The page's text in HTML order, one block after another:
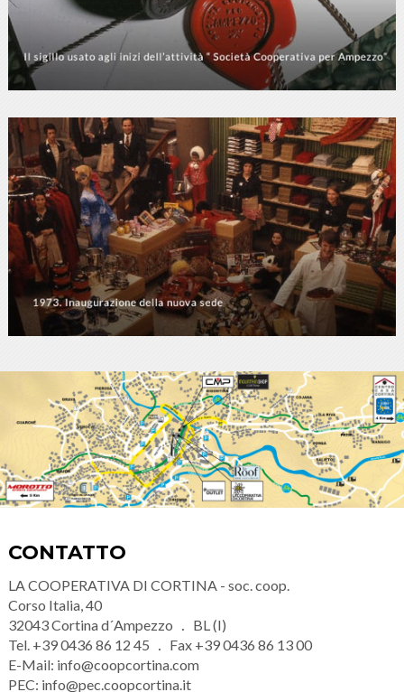
CONTATTO
LA COOPERATIVA DI CORTINA - soc. coop.
Corso Italia, 40
32043Cortina d´Ampezzo
BL (I)
Tel. +39 0436 86 12 45 Fax +39 0436 86 13 00
E-Mail: info@coopcortina.com
PEC: info@pec.coopcortina.it